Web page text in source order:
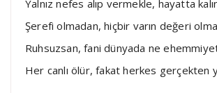
Yalnız nefes alıp vermekle, hayatta
Şerefi olmadan, hiçbir varın değeri
Ruhsuzsan, fani dünyada ne
Her canlı ölür, fakat herkes gerçekten